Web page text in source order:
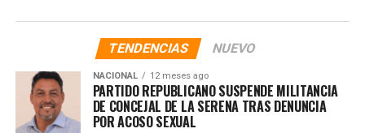
TENDENCIAS NUEVO
NACIONAL 12 meses ago
PARTIDO REPUBLICANO SUSPENDE MILITANCIA
DE CONCEJAL DE LA SERENA TRAS DENUNCIA
POR ACOSO SEXUAL